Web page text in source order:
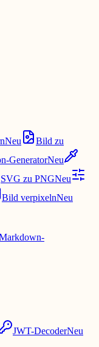
Neu
Bild zu
GeneratorNeu
SVG zu PNGNeu
Bild verpixelnNeu
JWT-DecoderNeu